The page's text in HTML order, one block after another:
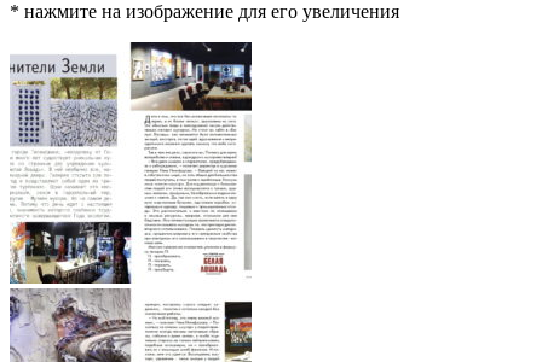
* нажмите на изображение для его увеличения